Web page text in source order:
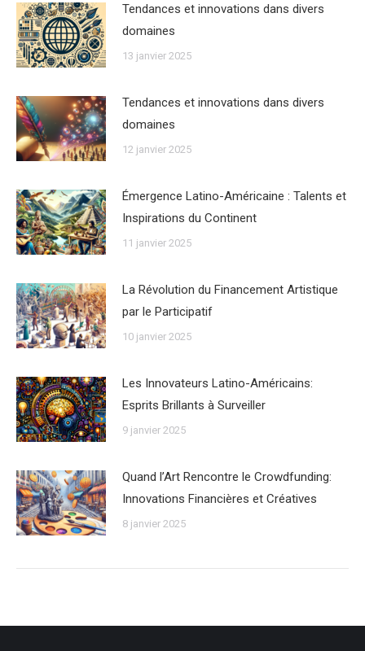
Tendances et innovations dans divers
domaines
13 janvier 2025
Tendances et innovations dans divers
domaines
12 janvier 2025
Émergence Latino-Américaine : Talents et
Inspirations du Continent
11 janvier 2025
La Révolution du Financement Artistique
par le Participatif
10 janvier 2025
Les Innovateurs Latino-Américains:
Esprits Brillants à Surveiller
9 janvier 2025
Quand l’Art Rencontre le Crowdfunding:
Innovations Financières et Créatives
8 janvier 2025